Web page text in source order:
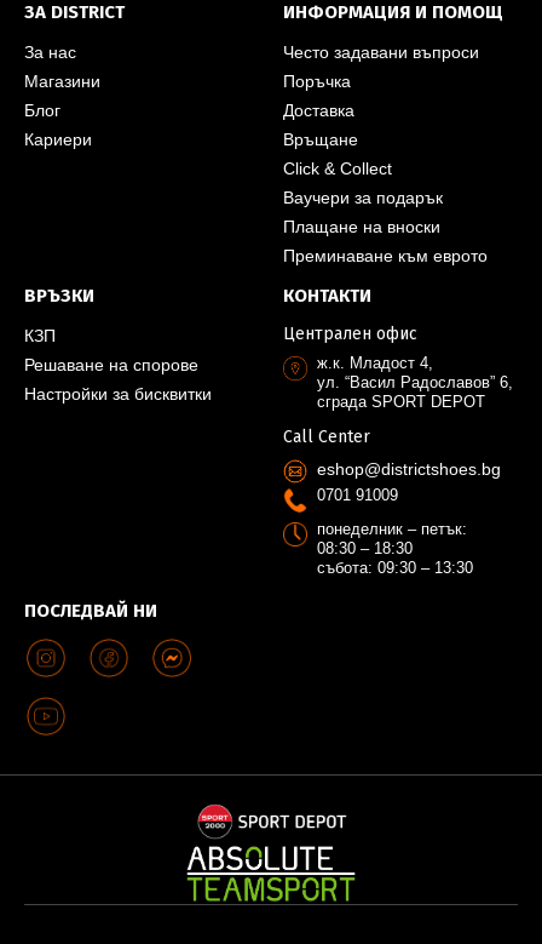
ЗА DISTRICT
За нас
Магазини
Блог
Кариери
ИНФОРМАЦИЯ И ПОМОЩ
Често задавани въпроси
Поръчка
Доставка
Връщане
Click & Collect
Ваучери за подарък
Плащане на вноски
Преминаване към еврото
ВРЪЗКИ
КЗП
Решаване на спорове
Настройки за бисквитки
ПОСЛЕДВАЙ НИ
КОНТАКТИ
Централен офис
ж.к. Младост 4,
ул. “Васил Радославов” 6,
сграда SPORT DEPOT
Call Center
eshop@districtshoes.bg
0701 91009
понеделник – петък:
08:30 – 18:30
събота: 09:30 – 13:30